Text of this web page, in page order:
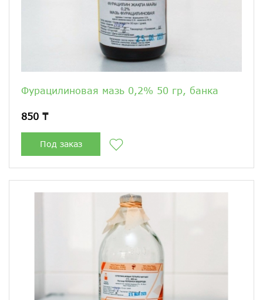
Фурацилиновая мазь 0,2% 50 гр, банка
850 ₸
Под заказ